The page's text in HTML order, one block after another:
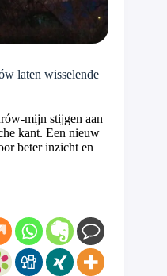
laten wisselende
mijn stijgen aan
kant. Een nieuw
beter inzicht en